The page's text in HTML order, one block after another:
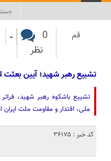
قم
0
نظر
-
تشییع رهبر شهید؛ آیین بعثت
تشییع باشکوه رهبر شهید،
ملی، اقتدار و مقاومت ملت
کد خبر : 36175